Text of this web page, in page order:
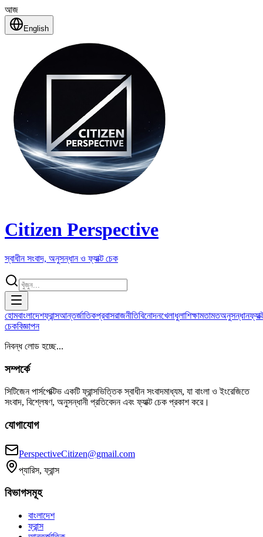
আজ
English
Citizen Perspective
স্বাধীন সংবাদ, অনুসন্ধান ও ফ্যাক্ট চেক
হোমবাংলাদেশফ্রান্সআন্তর্জাতিকপ্রবাসরাজনীতিবিনোদনখেলাধুলাশিক্ষামতামতঅনুসন্ধান
চেকবিজ্ঞাপন
নিবন্ধ লোড হচ্ছে...
সম্পর্কে
সিটিজেন পার্সপেক্টিভ একটি ফ্রান্সভিত্তিক স্বাধীন সংবাদমাধ্যম, যা বাংলা ও ইংরেজিতে
সংবাদ, বিশ্লেষণ, অনুসন্ধানী প্রতিবেদন এবং ফ্যাক্ট চেক প্রকাশ করে।
যোগাযোগ
PerspectiveCitizen@gmail.com
প্যারিস, ফ্রান্স
বিভাগসমূহ
বাংলাদেশ
ফ্রান্স